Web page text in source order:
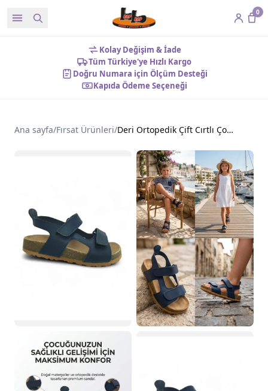
0
Kolay Değişim & İade
Tüm Türkiye'ye Hızlı Kargo
Doğru Numara için Ölçüm Desteği
Kapıda Ödeme Seçeneği
Ana sayfa/Fırsat Ürünleri/ Deri Ortopedik Çift Cırtlı Çocuk Sandalet Lacivert